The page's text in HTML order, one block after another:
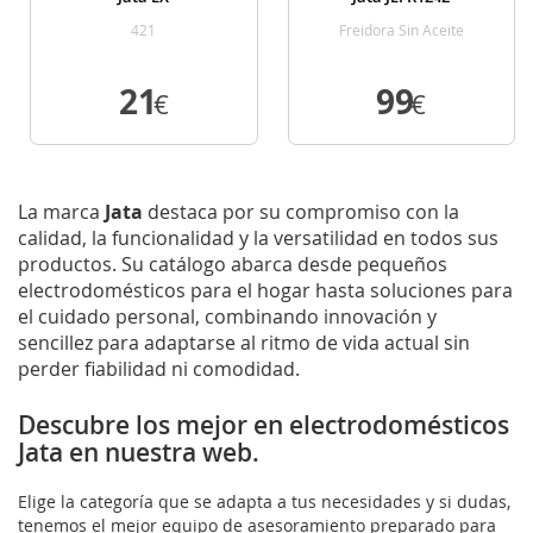
421
21
€
Freidora Sin Aceite
99
€
La marca Jata destaca por su compromiso con la
calidad, la funcionalidad y la versatilidad en todos sus
productos. Su catálogo abarca desde pequeños
electrodomésticos para el hogar hasta soluciones para
el cuidado personal, combinando innovación y
sencillez para adaptarse al ritmo de vida actual sin
perder fiabilidad ni comodidad.
Descubre los mejor en electrodomésticos
Jata en nuestra web.
Elige la categoría que se adapta a tus necesidades y si dudas,
tenemos el mejor equipo de asesoramiento preparado para